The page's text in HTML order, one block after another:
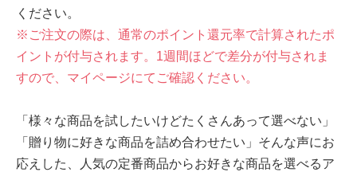
ください。
※ご注文の際は、通常のポイント還元率で計算されたポ
イントが付与されます。1週間ほどで差分が付与されま
すので、マイページにてご確認ください。
「様々な商品を試したいけどたくさんあって選べない」
「贈り物に好きな商品を詰め合わせたい」そんな声にお
応えした、人気の定番商品からお好きな商品を選べるア